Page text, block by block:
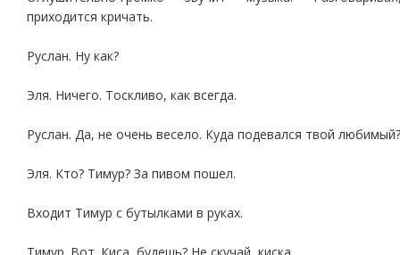
приходится кричать.
Руслан. Ну как?
Эля. Ничего. Тоскливо, как всегда.
Руслан. Да, не очень весело. Куда подевался твой любимый?
Эля. Кто? Тимур? За пивом пошел.
Входит Тимур с бутылками в руках.